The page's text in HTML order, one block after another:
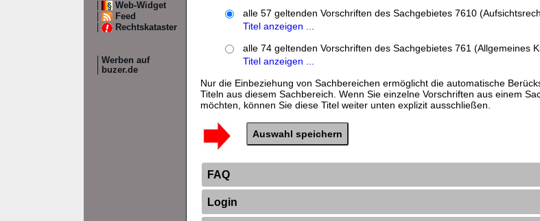
Web-Widget
Feed
Rechtskataster
Werben auf
buzer.de
alle 57 geltenden Vorschriften des Sachgebietes 7610
Titel anzeigen ...
alle 74 geltenden Vorschriften des Sachgebietes 761 (Allgemeines
Titel anzeigen ...
Nur die Einbeziehung von Sachbereichen ermöglicht die automatische
Titeln aus diesem Sachbereich. Wenn Sie einzelne Vorschriften aus einem
möchten, können Sie diese Titel weiter unten explizit ausschließen.
FAQ
Login